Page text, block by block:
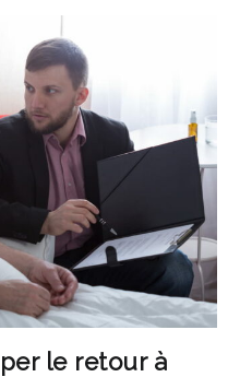
le retour à